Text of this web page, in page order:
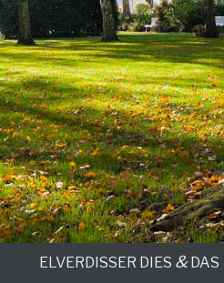
ELVERDISSER DIES &DAS